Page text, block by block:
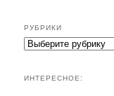
РУБРИКИ
Р
р
ИНТЕРЕСНОЕ: